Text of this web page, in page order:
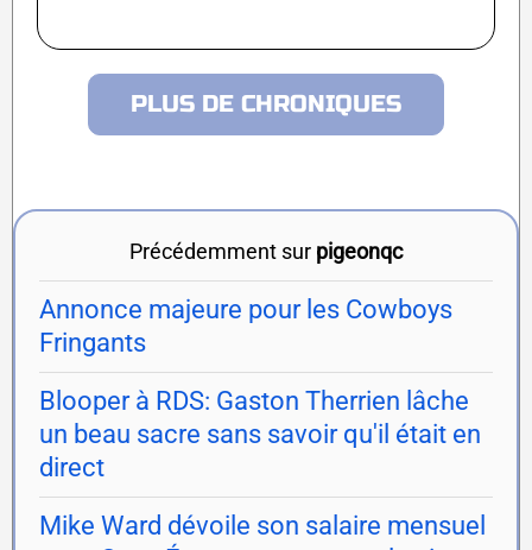
PLUS DE CHRONIQUES
Précédemment sur pigeonqc
Annonce majeure pour les Cowboys
Fringants
Blooper à RDS: Gaston Therrien lâche
un beau sacre sans savoir qu'il était en
direct
Mike Ward dévoile son salaire mensuel